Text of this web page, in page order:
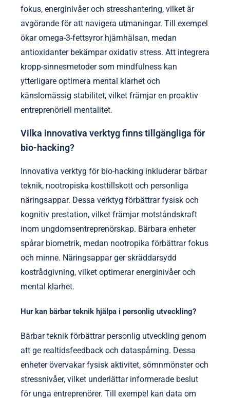
fokus, energinivåer och stresshantering, vilket är
avgörande för att navigera utmaningar. Till exempel
ökar omega-3-fettsyror hjärnhälsan, medan
antioxidanter bekämpar oxidativ stress. Att integrera
kropp-sinnesmetoder som mindfulness kan
ytterligare optimera mental klarhet och
känslomässig stabilitet, vilket främjar en proaktiv
entreprenöriell mentalitet.
Vilka innovativa verktyg finns tillgängliga för
bio-hacking?
Innovativa verktyg för bio-hacking inkluderar bärbar
teknik, nootropiska kosttillskott och personliga
näringsappar. Dessa verktyg förbättrar fysisk och
kognitiv prestation, vilket främjar motståndskraft
inom ungdomsentreprenörskap. Bärbara enheter
spårar biometrik, medan nootropika förbättrar fokus
och minne. Näringsappar ger skräddarsydd
kostrådgivning, vilket optimerar energinivåer och
mental klarhet.
Hur kan bärbar teknik hjälpa i personlig utveckling?
Bärbar teknik förbättrar personlig utveckling genom
att ge realtidsfeedback och dataspårning. Dessa
enheter övervakar fysisk aktivitet, sömnmönster och
stressnivåer, vilket underlättar informerade beslut
för unga entreprenörer. Till exempel kan data om